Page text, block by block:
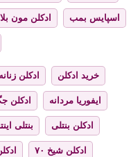
اسپایس بمب ادکلن مون
خرید ادکلن ادکلن زنانه
ایفوریا مردانه ادکلن
ادکلن بنتلی بنتلی
ادکلن شیخ ۷۰